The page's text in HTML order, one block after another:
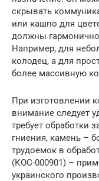
скрывать
или кашпо для
должны
Например, для
колодец, а для
более массивную
При изготовлении
внимание следует
требует обработки
гниения, камень –
трудоемок в
(КОС-000901) –
украинского